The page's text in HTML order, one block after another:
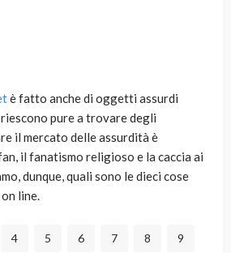
è fatto anche di oggetti assurdi
pure a trovare degli
il mercato delle assurdità è
il fanatismo religioso e la caccia ai
dunque, quali sono le dieci cose
line.
4 5 6 7 8 9